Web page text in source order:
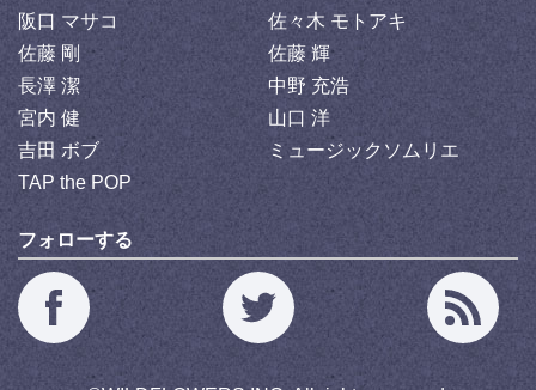
阪口 マサコ
佐々木 モトアキ
佐藤 剛
佐藤 輝
長澤 潔
中野 充浩
宮内 健
山口 洋
吉田 ボブ
ミュージックソムリエ
TAP the POP
フォローする